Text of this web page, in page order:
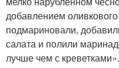
добавлением
подмариновали,
салата и полили
лучше чем с креветками».